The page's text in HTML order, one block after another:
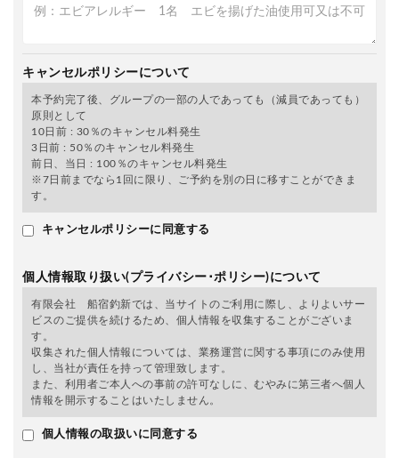
キャンセルポリシーについて
本予約完了後、グループの一部の人であっても（減員であっても）
原則として
10日前 : 30％のキャンセル料発生
3日前 : 50％のキャンセル料発生
前日、当日 : 100％のキャンセル料発生
※7日前までなら1回に限り、ご予約を別の日に移すことができま
す。
キャンセルポリシーに同意する
個人情報取り扱い(プライバシー･ポリシー)について
有限会社 船宿釣新では、当サイトのご利用に際し、よりよいサー
ビスのご提供を続けるため、個人情報を収集することがございま
す。
収集された個人情報については、業務運営に関する事項にのみ使用
し、当社が責任を持って管理致します。
また、利用者ご本人への事前の許可なしに、むやみに第三者へ個人
情報を開示することはいたしません。
個人情報の取扱いに同意する